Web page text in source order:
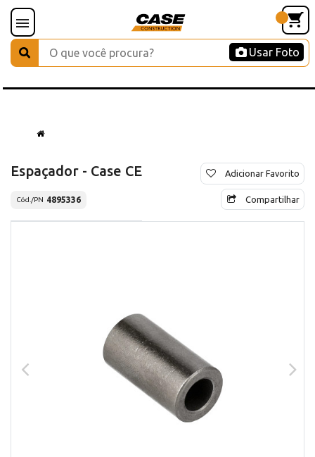
Usar Foto
Espaçador - Case CE
Cód./PN 4895336
Adicionar Favorito
Compartilhar